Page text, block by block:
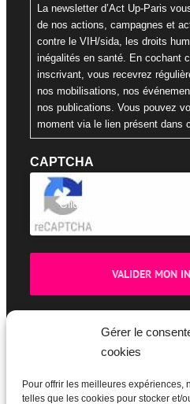
Gérer le
cookies
Pour offrir les meilleures expériences,
telles que les cookies pour stocker et/
La newsletter d’Act Up-Paris
de nos actions, campagnes et
contre le VIH/sida, les droits
inégalités en santé. En cochant
inscrivant, vous recevrez
nos mobilisations, nos
nos publications. Vous pouvez
moment via le lien présent dans
CAPTCHA
Cliquez pour accepter la